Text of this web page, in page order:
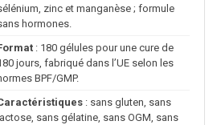
zinc et manganèse ; formule
hormones.
: 180 gélules pour une cure de
jours, fabriqué dans l’UE selon les
BPF/GMP.
: sans gluten, sans
sans gélatine, sans OGM, sans